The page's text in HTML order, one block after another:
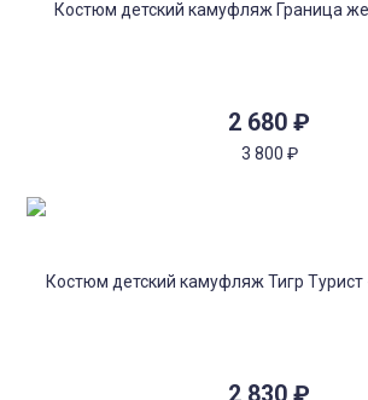
2 680 ₽
3 800 ₽
2 830 ₽